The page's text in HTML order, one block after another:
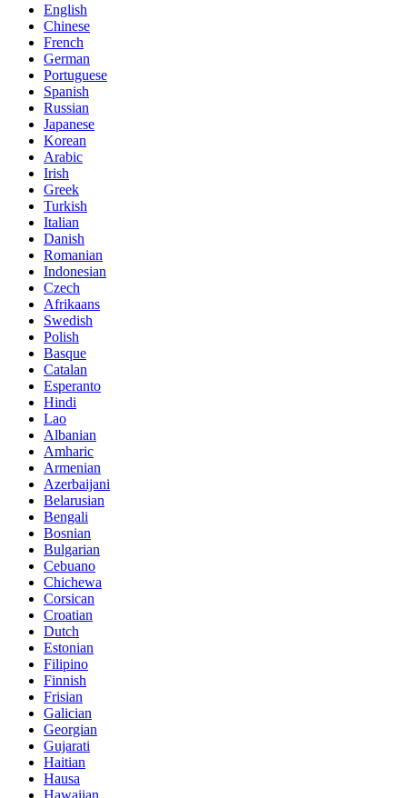
English
Chinese
French
German
Portuguese
Spanish
Russian
Japanese
Korean
Arabic
Irish
Greek
Turkish
Italian
Danish
Romanian
Indonesian
Czech
Afrikaans
Swedish
Polish
Basque
Catalan
Esperanto
Hindi
Lao
Albanian
Amharic
Armenian
Azerbaijani
Belarusian
Bengali
Bosnian
Bulgarian
Cebuano
Chichewa
Corsican
Croatian
Dutch
Estonian
Filipino
Finnish
Frisian
Galician
Georgian
Gujarati
Haitian
Hausa
Hawaiian